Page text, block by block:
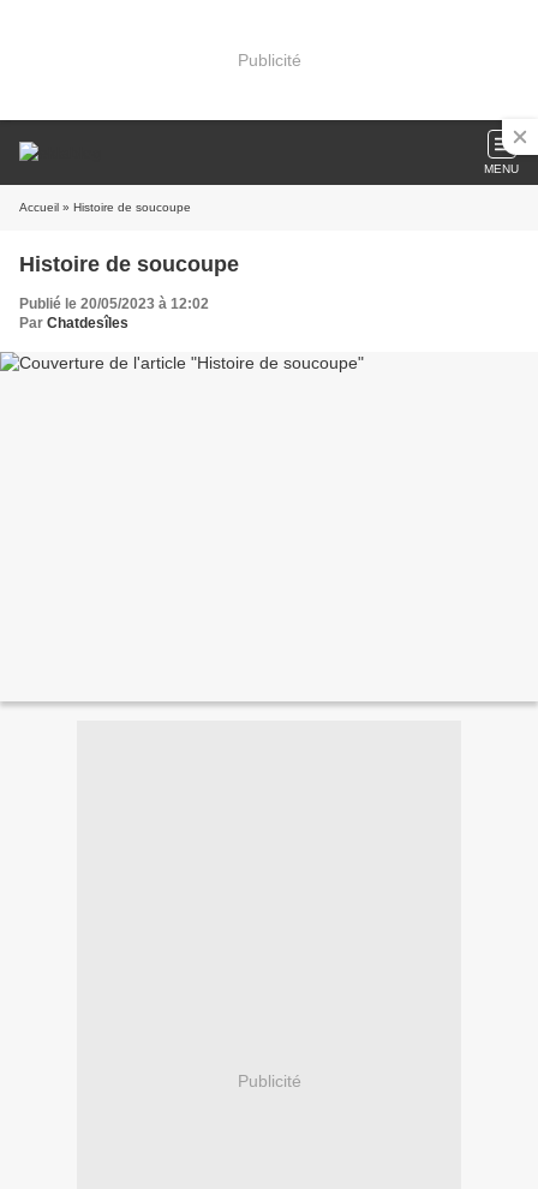
Publicité
MENU
Accueil » Histoire de soucoupe
Histoire de soucoupe
Publié le 20/05/2023 à 12:02
Par Chatdesîles
Publicité